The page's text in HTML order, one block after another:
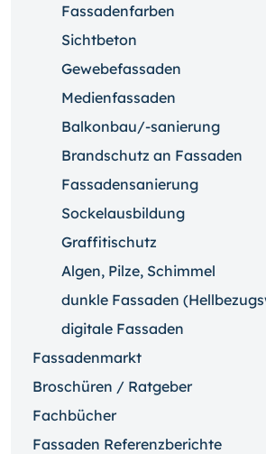
Fassadenfarben
Sichtbeton
Gewebefassaden
Medienfassaden
Balkonbau/-sanierung
Brandschutz an Fassaden
Fassadensanierung
Sockelausbildung
Graffitischutz
Algen, Pilze, Schimmel
dunkle Fassaden
digitale Fassaden
Fassadenmarkt
Broschüren / Ratgeber
Fachbücher
Fassaden Referenzberichte